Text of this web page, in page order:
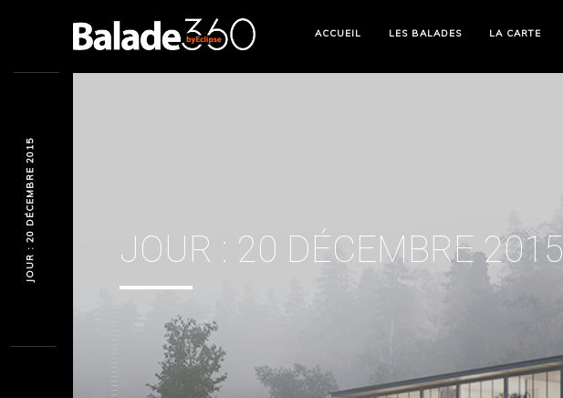
ACCUEIL LES BALADES LA CARTE
JOUR : 20 DÉCEMBRE 2015
JOUR : 20 DÉCEMBRE 2015